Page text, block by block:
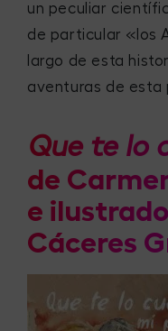
un peculiar
de particular «los
largo de esta
aventuras de esta
Que te lo
de
e
Cáceres